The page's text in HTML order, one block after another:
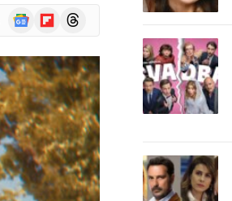
Google
News
FlipboardThreads